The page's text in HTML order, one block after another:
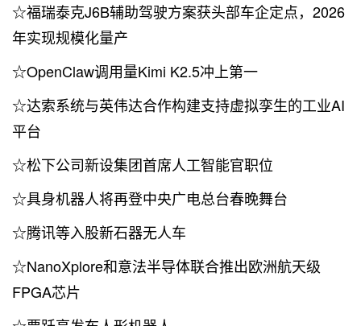
☆福瑞泰克J6B辅助驾驶方案获头部车企定点，2026
年实现规模化量产
☆OpenClaw调用量Kimi K2.5冲上第一
☆达索系统与英伟达合作构建支持虚拟孪生的工业AI
平台
☆松下公司新设集团首席人工智能官职位
☆具身机器人将再登中央广电总台春晚舞台
☆腾讯等入股新石器无人车
☆NanoXplore和意法半导体联合推出欧洲航天级
FPGA芯片